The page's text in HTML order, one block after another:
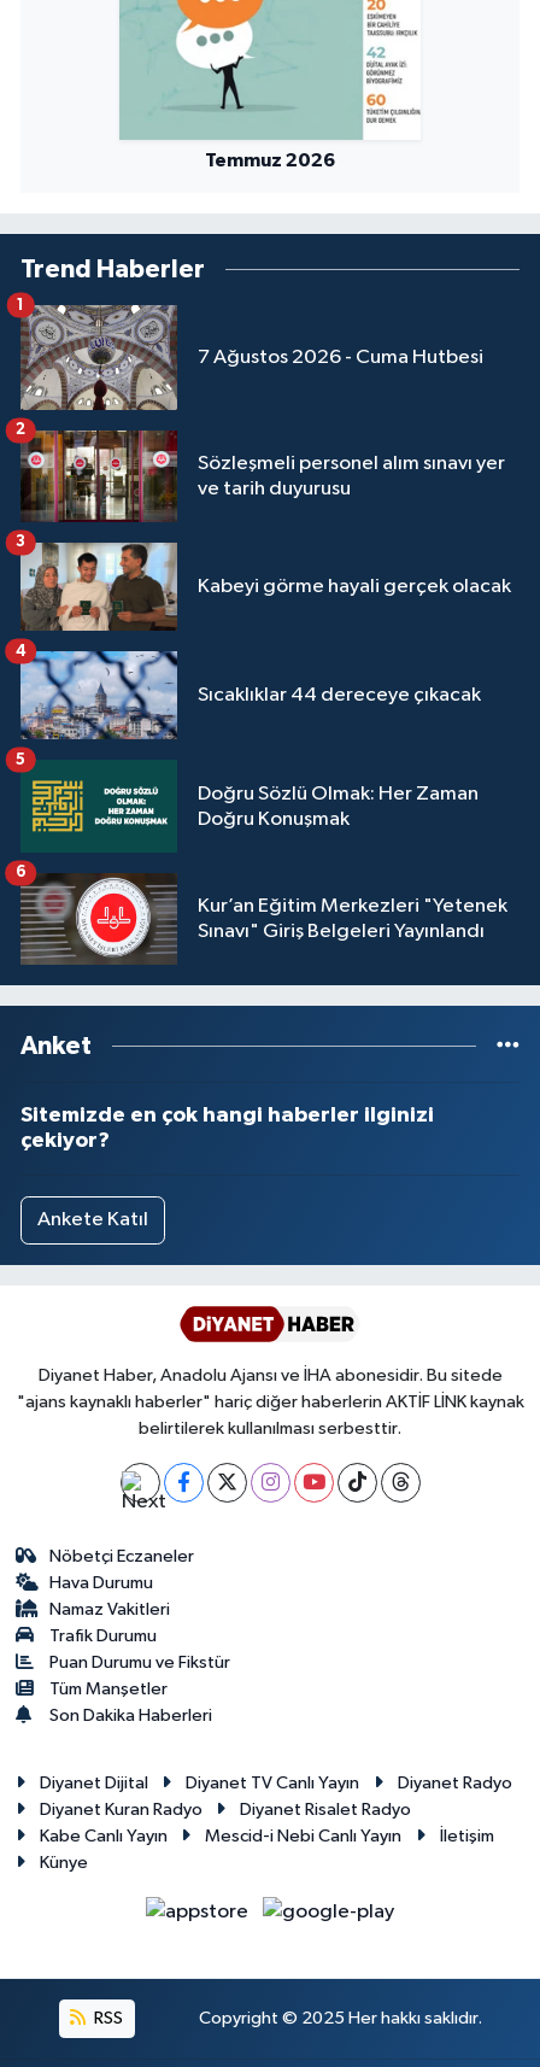
Temmuz 2026
Trend Haberler
7 Ağustos 2026 - Cuma Hutbesi
1
Sözleşmeli personel alım sınavı yer
ve tarih duyurusu
2
Kabeyi görme hayali gerçek olacak
3
Sıcaklıklar 44 dereceye çıkacak
4
Doğru Sözlü Olmak: Her Zaman
Doğru Konuşmak
5
Kur’an Eğitim Merkezleri "Yetenek
Sınavı" Giriş Belgeleri Yayınlandı
6
Anket
Sitemizde en çok hangi haberler ilginizi
çekiyor?
Ankete Katıl
Diyanet Haber, Anadolu Ajansı ve İHA abonesidir. Bu sitede
"ajans kaynaklı haberler" hariç diğer haberlerin AKTİF LİNK kaynak
belirtilerek kullanılması serbesttir.
Nöbetçi Eczaneler
Hava Durumu
Namaz Vakitleri
Trafik Durumu
Puan Durumu ve Fikstür
Tüm Manşetler
Son Dakika Haberleri
Diyanet Dijital Diyanet TV Canlı Yayın
Diyanet Radyo
Diyanet Kuran Radyo
Diyanet Risalet Radyo
Kabe Canlı Yayın
Mescid-i Nebi Canlı Yayın
İletişim
Künye
RSS Copyright © 2025 Her hakkı saklıdır.
Şırnak Müftülüğü
Tekirdağ Müftülüğü
Tokat Müftülüğü
Uşak Müftülüğü
Van Müftülüğü
Yalova Müftülüğü
Zonguldak Müftülüğü